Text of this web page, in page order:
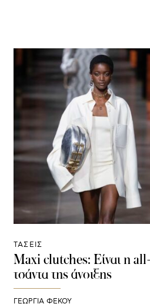
ΤΑΣΕΙΣ
Maxi clutches: Είναι η
τσάντα της άνοιξης
ΓΕΩΡΓΙΑ ΦΕΚΟΥ